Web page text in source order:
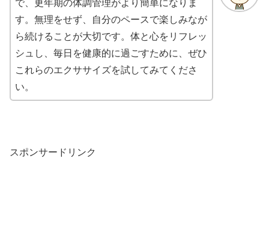
で、更年期の体調管理がより簡単になりま
す。無理をせず、自分のペースで楽しみなが
ら続けることが大切です。体と心をリフレッ
シュし、毎日を健康的に過ごすために、ぜひ
これらのエクササイズを試してみてくださ
い。
スポンサードリンク